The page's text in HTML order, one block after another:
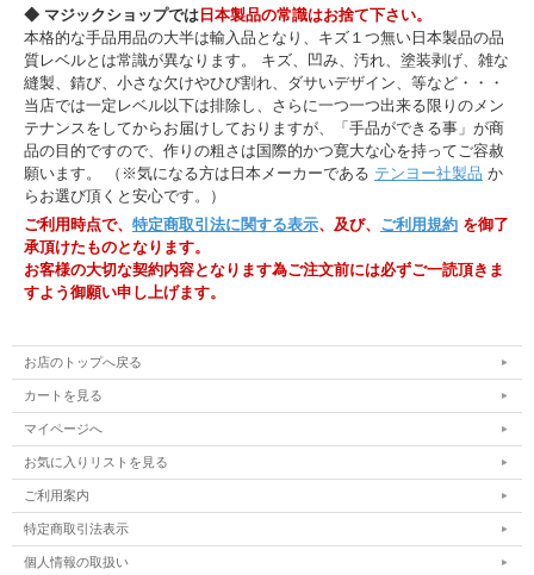
◆ マジックショップでは 日本製品の常識はお捨て下さい。
本格的な手品用品の大半は輸入品となり、キズ１つ無い日本製品の品
質レベルとは常識が異なります。 キズ、凹み、汚れ、塗装剥げ、雑な
縫製、錆び、小さな欠けやひび割れ、ダサいデザイン、等など・・・
当店では一定レベル以下は排除し、さらに一つ一つ出来る限りのメン
テナンスをしてからお届けしておりますが、「手品ができる事」が商
品の目的ですので、作りの粗さは国際的かつ寛大な心を持ってご容赦
願います。 （※気になる方は日本メーカーである テンヨー社製品 か
らお選び頂くと安心です。）
ご利用時点で、 特定商取引法に関する表示、及び、 ご利用規約 を御了
承頂けたものとなります。
お客様の大切な契約内容となります為ご注文前には必ずご一読頂きま
すよう御願い申し上げます。
お店のトップへ戻る
カートを見る
マイページへ
お気に入りリストを見る
ご利用案内
特定商取引法表示
個人情報の取扱い